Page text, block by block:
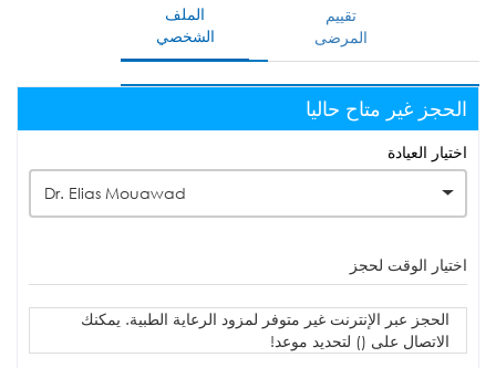
الملف
الشخصي
تقييم
المرضى
الحجز غير متاح حاليا
اختيار العيادة
Dr. Elias Mouawad
اختيار الوقت لحجز
الحجز عبر الإنترنت غير متوفر لمزود الرعاية الطبية. يمكنك
الاتصال على () لتحديد موعد!